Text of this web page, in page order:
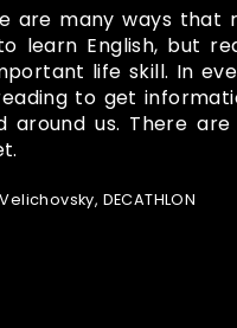
are many ways that
learn English, but
life skill. In
to get
around us. There
DECATHLON